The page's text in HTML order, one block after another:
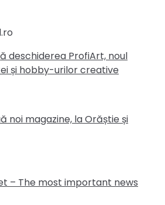
deschiderea ProfiArt, noul
și hobby-urilor creative
noi magazine, la Orăștie și
– The most important news